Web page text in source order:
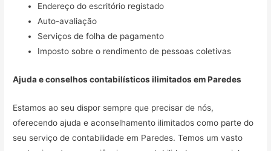
Endereço do escritório registado
Auto-avaliação
Serviços de folha de pagamento
Imposto sobre o rendimento de pessoas coletivas
Ajuda e conselhos contabilísticos ilimitados emParedes
Estamos ao seu dispor sempre que precisar de nós,
oferecendo ajuda e aconselhamento ilimitados como parte do
seu serviço de contabilidade em Paredes. Temos um vasto